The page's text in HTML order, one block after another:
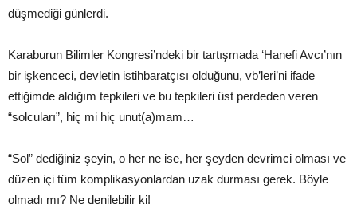
düşmediği günlerdi.
Karaburun Bilimler Kongresi’ndeki bir tartışmada ‘Hanefi Avcı’nın
bir işkenceci, devletin istihbaratçısı olduğunu, vb’leri’ni ifade
ettiğimde aldığım tepkileri ve bu tepkileri üst perdeden veren
“solcuları”, hiç mi hiç unut(a)mam…
“Sol” dediğiniz şeyin, o her ne ise, her şeyden devrimci olması ve
düzen içi tüm komplikasyonlardan uzak durması gerek. Böyle
olmadı mı? Ne denilebilir ki!